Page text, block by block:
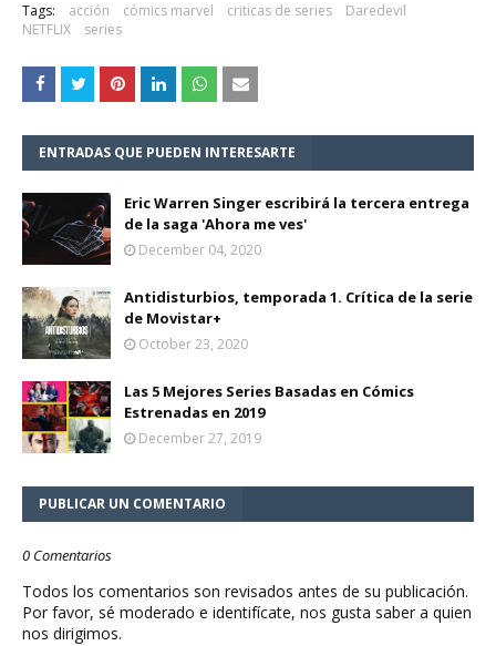
Tags: acción cómics marvel criticas de series
Daredevil
NETFLIX
series
ENTRADAS QUE PUEDEN INTERESARTE
Eric Warren Singer escribirá la tercera entrega
de la saga 'Ahora me ves'
December 04, 2020
Antidisturbios, temporada 1. Crítica de la serie
de Movistar+
October 23, 2020
Las 5 Mejores Series Basadas en Cómics
Estrenadas en 2019
December 27, 2019
PUBLICAR UN COMENTARIO
0 Comentarios
Todos los comentarios son revisados antes de su publicación.
Por favor, sé moderado e identifícate, nos gusta saber a quien
nos dirigimos.